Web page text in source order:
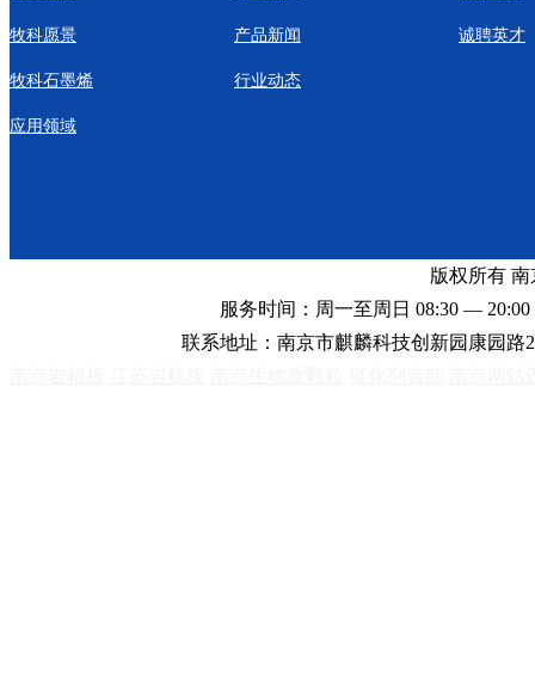
牧科愿景
牧科石墨烯
应用领域
产品新闻
行业动态
诚聘英才
版权所有
服务时间：周一至周日 08:30 —
联系地址：南京市麒麟科技创新园康园